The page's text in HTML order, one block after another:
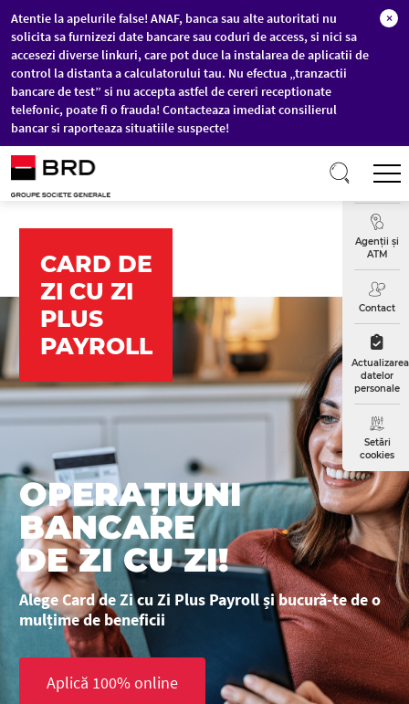
Sari la conținutul principal
Atentie la apelurile false! ANAF, banca sau alte autoritati nu
solicita sa furnizezi date bancare sau coduri de access, si nici sa
accesezi diverse linkuri, care pot duce la instalarea de aplicatii de
control la distanta a calculatorului tau. Nu efectua „tranzactii
bancare de test” si nu accepta astfel de cereri receptionate
telefonic, poate fi o frauda! Contacteaza imediat consilierul
bancar si raporteaza situatiile suspecte!
×
Curs
Agenții și
ATM
Contact
Actualizarea
datelor
personale
Setări
cookies
CARD DE
ZI CU ZI
PLUS
PAYROLL
OPERAȚIUNI
BANCARE
DE ZI CU ZI!
Alege Card de Zi cu Zi Plus Payroll și bucură-te de o
mulțime de beneficii
Aplică 100% online